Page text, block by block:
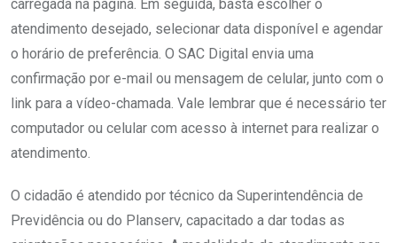
carregada na página. Em seguida, basta escolher o
atendimento desejado, selecionar data disponível e agendar
o horário de preferência. O SAC Digital envia uma
confirmação por e-mail ou mensagem de celular, junto com o
link para a vídeo-chamada. Vale lembrar que é necessário ter
computador ou celular com acesso à internet para realizar o
atendimento.
O cidadão é atendido por técnico da Superintendência de
Previdência ou do Planserv, capacitado a dar todas as